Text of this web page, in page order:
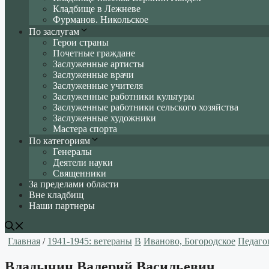
Кладбище в Лежневе
Фурманов. Никольское
По заслугам
Герои страны
Почетные граждане
Заслуженные артисты
Заслуженные врачи
Заслуженные учителя
Заслуженные работники культуры
Заслуженные работники сельского хозяйства
Заслуженные художники
Мастера спорта
По категориям
Генералы
Деятели науки
Священники
За пределами области
Вне кладбищ
Наши партнеры
Главная / 1941-1945: ветераны В Иваново, Богородское